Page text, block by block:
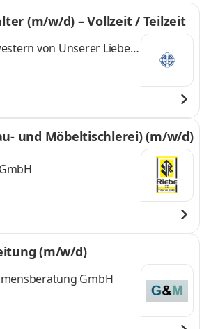
(m/w/d) – Vollzeit / Teilzeit
von Unserer Lieben
und Möbeltischlerei) (m/w/d)
(m/w/d)
GmbH